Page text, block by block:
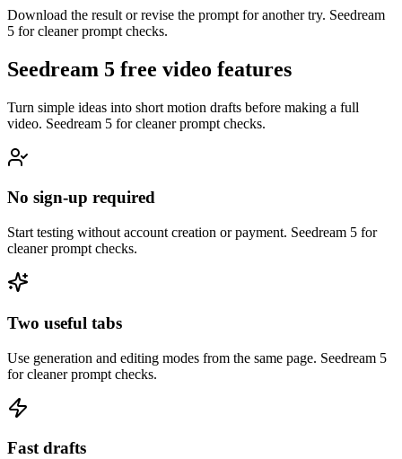
Download the result or revise the prompt for another try. Seedream
5 for cleaner prompt checks.
Seedream 5 free video features
Turn simple ideas into short motion drafts before making a full
video. Seedream 5 for cleaner prompt checks.
No sign-up required
Start testing without account creation or payment. Seedream 5 for
cleaner prompt checks.
Two useful tabs
Use generation and editing modes from the same page. Seedream 5
for cleaner prompt checks.
Fast drafts